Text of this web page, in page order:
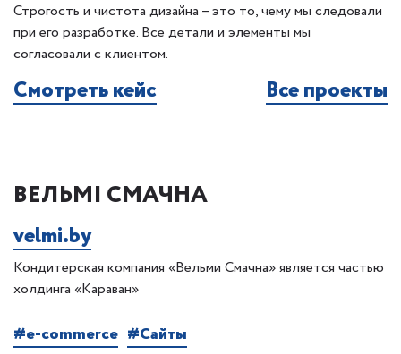
Строгость и чистота дизайна – это то, чему мы следовали
при его разработке. Все детали и элементы мы
согласовали с клиентом.
Смотреть кейс Все проекты
ВЕЛЬМІ СМАЧНА
velmi.by
Кондитерская компания «Вельми Смачна» является частью
холдинга «Караван»
#e-commerce #Сайты